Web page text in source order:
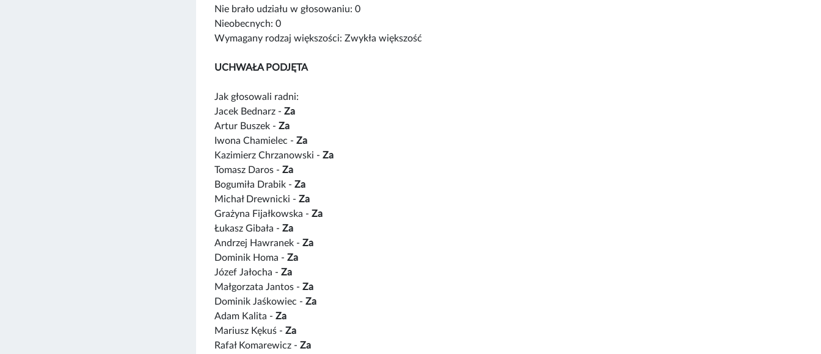
Nie brało udziału w głosowaniu: 0
Nieobecnych: 0
Wymagany rodzaj większości: Zwykła większość
UCHWAŁA PODJĘTA
Jak głosowali radni:
Jacek Bednarz - Za
Artur Buszek - Za
Iwona Chamielec - Za
Kazimierz Chrzanowski - Za
Tomasz Daros - Za
Bogumiła Drabik - Za
Michał Drewnicki - Za
Grażyna Fijałkowska - Za
Łukasz Gibała - Za
Andrzej Hawranek - Za
Dominik Homa - Za
Józef Jałocha - Za
Małgorzata Jantos - Za
Dominik Jaśkowiec - Za
Adam Kalita - Za
Mariusz Kękuś - Za
Rafał Komarewicz - Za